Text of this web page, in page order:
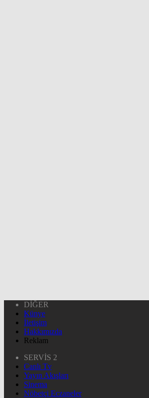
DİĞER
Künye
İletişim
Hakkımızda
Reklam
SERVİS 2
Canlı Tv
Yayın Akışları
Sinema
Nöbetçi Eczaneler